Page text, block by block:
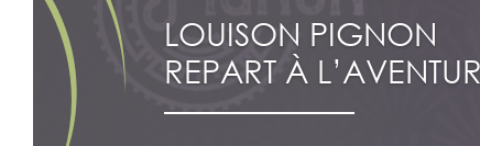
LOUISON PIGNON
REPART À